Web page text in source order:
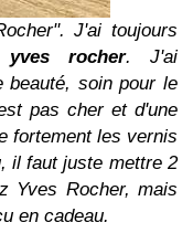
J'ai toujours
yves rocher. J'ai
beauté, soin pour le
pas cher et d'une
fortement les vernis
il faut juste mettre 2
Yves Rocher, mais
en cadeau.